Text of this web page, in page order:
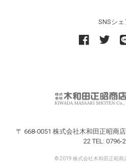
SNSシェ
〒 668-0051 株式会社木和田正昭商
22 TEL: 0796-
© 2019 株式会社木和田正昭